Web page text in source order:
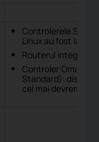
Controlerele
Linux au fost
Routerul integrat
Controler Omada
Standard):
cel mai devreme;